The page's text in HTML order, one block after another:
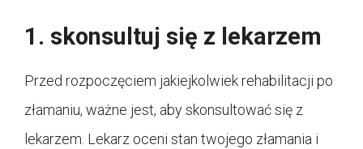
1. skonsultuj się z lekarzem
Przed rozpoczęciem jakiejkolwiek rehabilitacji po
złamaniu, ważne jest, aby skonsultować się z
lekarzem. Lekarz oceni stan twojego złamania i